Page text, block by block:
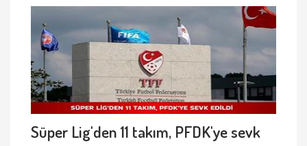
Süper Lig'den 11 takım, PFDK'ye sevk